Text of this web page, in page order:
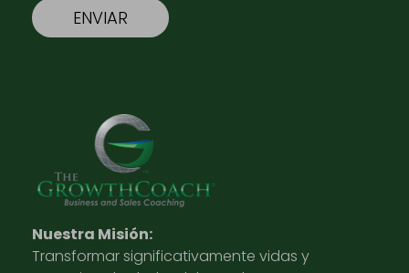
Nuestra Misión:
Transformar significativamente vidas y